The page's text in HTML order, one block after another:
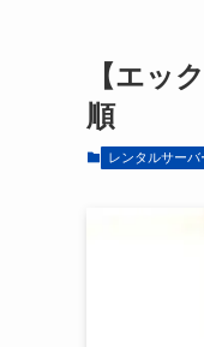
【エッ
順
レンタルサーバ